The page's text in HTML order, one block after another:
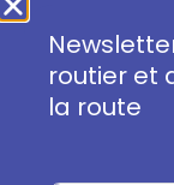
routier et
la route